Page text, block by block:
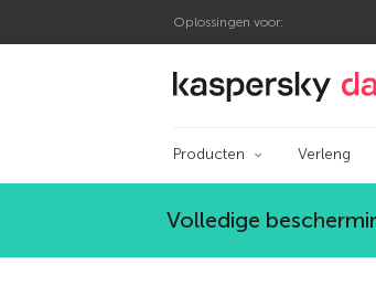
Oplossingen voor:
Producten Verleng
Volledige